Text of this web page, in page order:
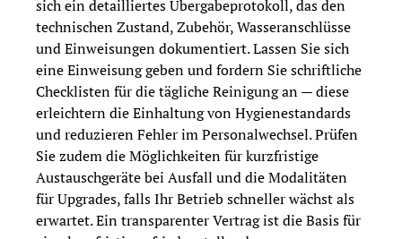
sich ein detailliertes Übergabeprotokoll, das den
technischen Zustand, Zubehör, Wasseranschlüsse
und Einweisungen dokumentiert. Lassen Sie sich
eine Einweisung geben und fordern Sie schriftliche
Checklisten für die tägliche Reinigung an — diese
erleichtern die Einhaltung von Hygienestandards
und reduzieren Fehler im Personalwechsel. Prüfen
Sie zudem die Möglichkeiten für kurzfristige
Austauschgeräte bei Ausfall und die Modalitäten
für Upgrades, falls Ihr Betrieb schneller wächst als
erwartet. Ein transparenter Vertrag ist die Basis für